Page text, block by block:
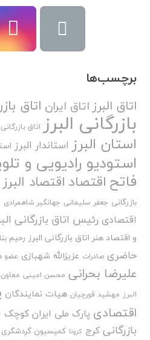
برچسب‌ها
اتاق البرزاتاق ایران اتاق
بازرگانی البرز اتاق
استان البرز استاندار البرز
استودیو رادیویی و
فاتح اقتصاد اقتصاد البرز
بازرگانی جعفر سلیمانی جهانگیر شاهمرادی
اقتصادی رئیس اتاق بازرگانی
و اقتصاد هنر اتاق بازرگانی البرز رحیم
حاضری صادرات عزیزالله شهبازی عضو
علیرضا بحرانی محسن امینی
البرز مهشید قورچیان هیات نمایندگان
اقتصادی پارک ملی ایران کوچک
بازرگانی کرج کرونا کمیسیون گردشگری